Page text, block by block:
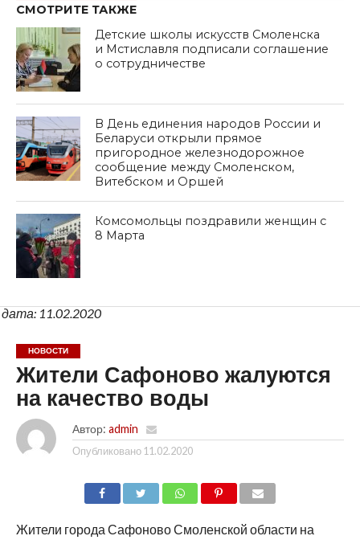
СМОТРИТЕ ТАКЖЕ
Детские школы искусств Смоленска
и Мстиславля подписали соглашение
о сотрудничестве
В День единения народов России и
Беларуси открыли прямое
пригородное железнодорожное
сообщение между Смоленском,
Витебском и Оршей
Комсомольцы поздравили женщин с
8 Марта
дата: 11.02.2020
НОВОСТИ
Жители Сафоново жалуются
на качество воды
Автор: admin
Опубликовано 11.02.2020
Жители города Сафоново Смоленской области на